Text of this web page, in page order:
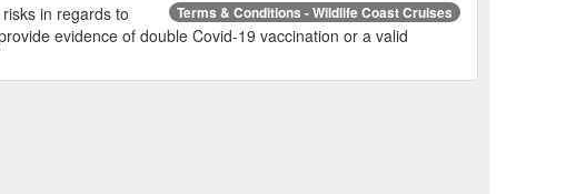
Terms & Conditions - Wildlife Coast Cruises
in regards to
evidence of double Covid-19 vaccination or a valid